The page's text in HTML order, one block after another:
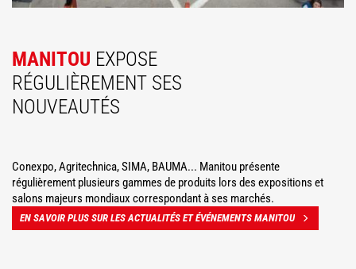
MANITOU EXPOSE
RÉGULIÈREMENT SES
NOUVEAUTÉS
Conexpo, Agritechnica, SIMA, BAUMA... Manitou présente
régulièrement plusieurs gammes de produits lors des expositions et
salons majeurs mondiaux correspondant à ses marchés.
EN SAVOIR PLUS SUR LES ACTUALITÉS ET ÉVÉNEMENTS MANITOU